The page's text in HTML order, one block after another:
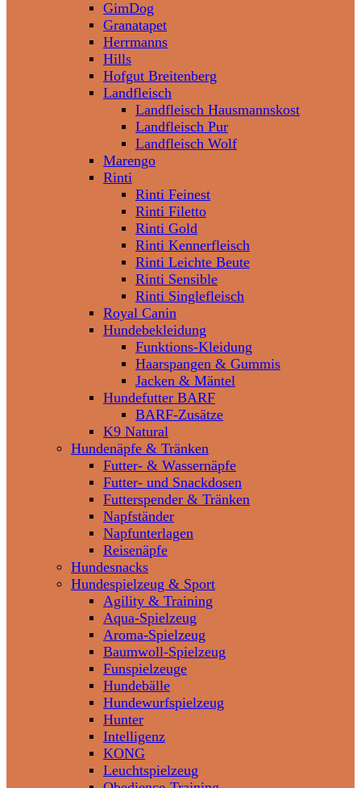
GimDog
Granatapet
Herrmanns
Hills
Hofgut Breitenberg
Landfleisch
Landfleisch Hausmannskost
Landfleisch Pur
Landfleisch Wolf
Marengo
Rinti
Rinti Feinest
Rinti Filetto
Rinti Gold
Rinti Kennerfleisch
Rinti Leichte Beute
Rinti Sensible
Rinti Singlefleisch
Royal Canin
Hundebekleidung
Funktions-Kleidung
Haarspangen & Gummis
Jacken & Mäntel
Hundefutter BARF
BARF-Zusätze
K9 Natural
Hundenäpfe & Tränken
Futter- & Wassernäpfe
Futter- und Snackdosen
Futterspender & Tränken
Napfständer
Napfunterlagen
Reisenäpfe
Hundesnacks
Hundespielzeug & Sport
Agility & Training
Aqua-Spielzeug
Aroma-Spielzeug
Baumwoll-Spielzeug
Funspielzeuge
Hundebälle
Hundewurfspielzeug
Hunter
Intelligenz
KONG
Leuchtspielzeug